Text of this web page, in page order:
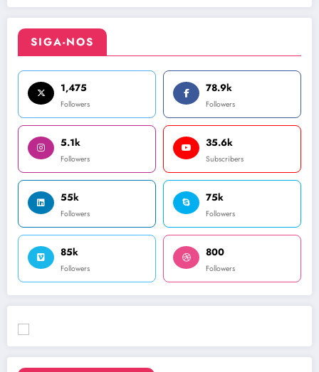
SIGA-NOS
1,475
Followers
78.9k
Followers
5.1k
Followers
35.6k
Subscribers
55k
Followers
75k
Followers
85k
Followers
800
Followers